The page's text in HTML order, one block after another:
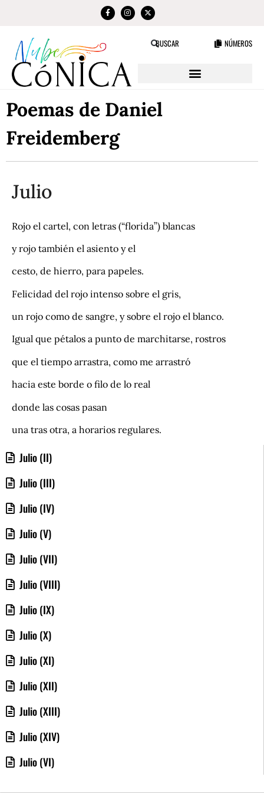
BUSCAR NÚMEROS
Poemas de Daniel
Freidemberg
Julio (II)
Julio (III)
Julio (IV)
Julio (V)
Julio (VII)
Julio (VIII)
Julio (IX)
Julio (X)
Julio (XI)
Julio (XII)
Julio (XIII)
Julio (XIV)
Julio (VI)
Julio
Rojo el cartel, con letras (“florida”) blancas
y rojo también el asiento y el
cesto, de hierro, para papeles.
Felicidad del rojo intenso sobre el gris,
un rojo como de sangre, y sobre el rojo el blanco.
Igual que pétalos a punto de marchitarse, rostros
que el tiempo arrastra, como me arrastró
hacia este borde o filo de lo real
donde las cosas pasan
una tras otra, a horarios regulares.